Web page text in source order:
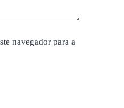
navegador para a